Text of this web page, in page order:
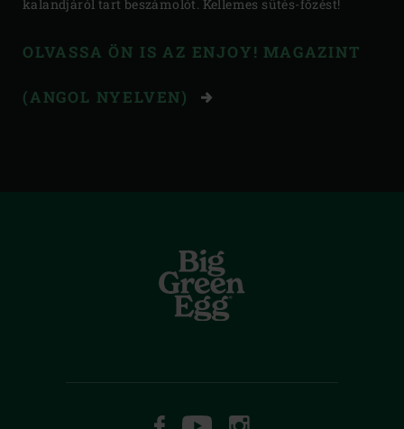
kalandjáról tart beszámolót. Kellemes sütés-főzést!
OLVASSA ÖN IS AZ ENJOY! MAGAZINT
(ANGOL NYELVEN)
FACEBOOKYOUTUBE